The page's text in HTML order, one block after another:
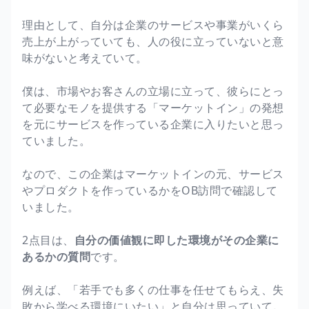
理由として、自分は企業のサービスや事業がいくら
売上が上がっていても、人の役に立っていないと意
味がないと考えていて。
僕は、市場やお客さんの立場に立って、彼らにとっ
て必要なモノを提供する「マーケットイン」の発想
を元にサービスを作っている企業に入りたいと思っ
ていました。
なので、この企業はマーケットインの元、サービス
やプロダクトを作っているかをOB訪問で確認して
いました。
2点目は、
自分の価値観に即した環境がその企業に
あるかの質問です。
例えば、「若手でも多くの仕事を任せてもらえ、失
敗から学べる環境にいたい」と自分は思っていて。